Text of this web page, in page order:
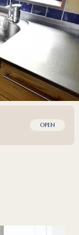
OPEN